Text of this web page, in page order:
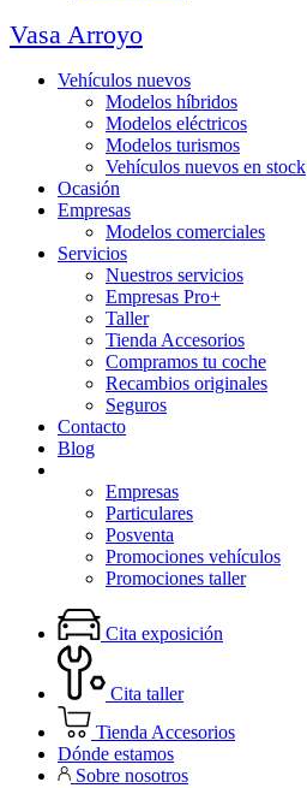
Vasa Arroyo
Vehículos nuevos
Modelos híbridos
Modelos eléctricos
Modelos turismos
Vehículos nuevos en stock
Ocasión
Empresas
Modelos comerciales
Servicios
Nuestros servicios
Empresas Pro+
Taller
Tienda Accesorios
Compramos tu coche
Recambios originales
Seguros
Contacto
Blog
Empresas
Particulares
Posventa
Promociones vehículos
Promociones taller
Cita exposición
Cita taller
Tienda Accesorios
Dónde estamos
Sobre nosotros